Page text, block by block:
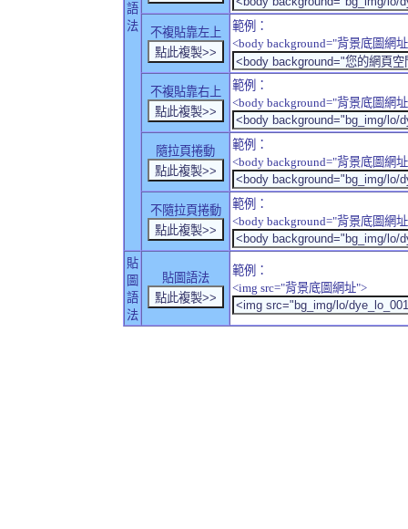
語
法
不複貼靠左上
範例：
<body background="背景底圖網
不複貼靠右上
範例：
<body background="背景底圖網
隨拉頁捲動
範例：
<body background="背景底圖網
不隨拉頁捲動
範例：
<body background="背景底圖網
貼
圖
語
法
貼圖語法
範例：
<img src="背景底圖網址">